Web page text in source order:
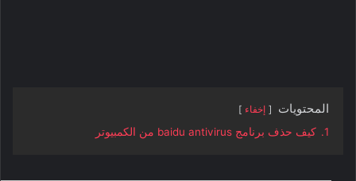
المحتويات إخفاء
1. كيف حذف برنامج baidu antivirus من الكمبيوتر